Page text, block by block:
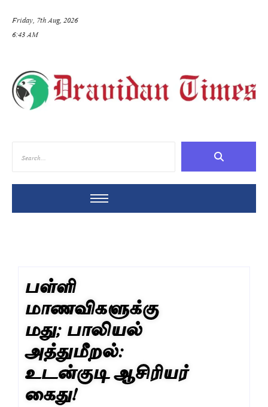
Friday, 7th Aug, 2026
6:43 AM
பள்ளி
மாணவிகளுக்கு
மது; பாலியல்
அத்துமீறல்:
உடன்குடி ஆசிரியர்
கைது!